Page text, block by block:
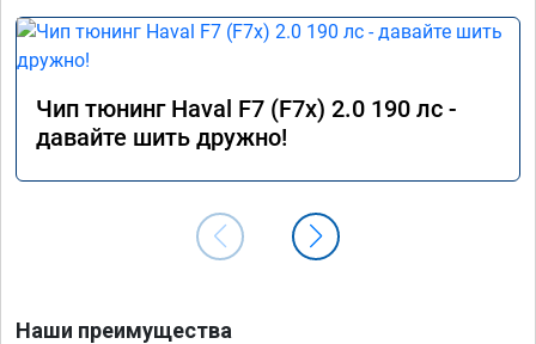
Чип тюнинг Haval F7 (F7x) 2.0 190 лс -
давайте шить дружно!
Наши преимущества